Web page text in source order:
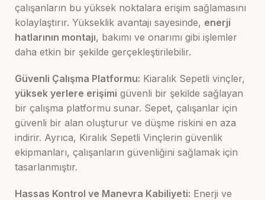
çalışanların bu yüksek noktalara erişim sağlamasını
kolaylaştırır. Yükseklik avantajı sayesinde, enerji
hatlarının montajı, bakımı ve onarımı gibi işlemler
daha etkin bir şekilde gerçekleştirilebilir.
Güvenli Çalışma Platformu: Kiaralık Sepetli vinçler,
yüksek yerlere erişimi güvenli bir şekilde sağlayan
bir çalışma platformu sunar. Sepet, çalışanlar için
güvenli bir alan oluşturur ve düşme riskini en aza
indirir. Ayrıca, Kiralık Sepetli Vinçlerin güvenlik
ekipmanları, çalışanların güvenliğini sağlamak için
tasarlanmıştır.
Hassas Kontrol ve Manevra Kabiliyeti: Enerji ve